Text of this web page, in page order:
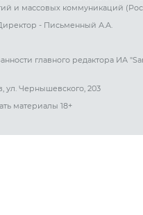
и массовых коммуникаций
- Письменный А.А.
главного редактора ИА
ул. Чернышевского, 203
материалы 18+